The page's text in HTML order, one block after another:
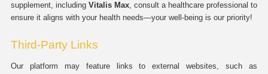
supplement, including Vitalis Max, consult a healthcare professional to
ensure it aligns with your health needs—your well-being is our priority!
Third-Party Links
Our platform may feature links to external websites, such as